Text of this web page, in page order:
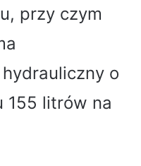
przy czym
o
155 litrów na